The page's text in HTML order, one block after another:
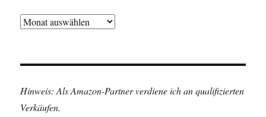
Archiv
Hinweis: Als Amazon-Partner verdiene ich an qualifizierten
Verkäufen.